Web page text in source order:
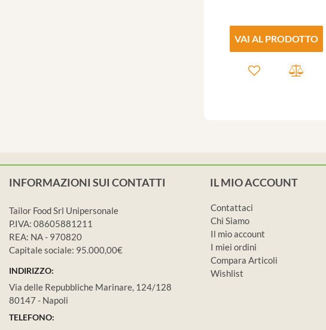
VAI AL PRODOTTO
INFORMAZIONI SUI CONTATTI
Tailor Food Srl Unipersonale
P.IVA: 08605881211
REA: NA - 970820
Capitale sociale: 95.000,00€
INDIRIZZO:
Via delle Repubbliche Marinare, 124/128
80147 - Napoli
TELEFONO:
IL MIO ACCOUNT
Contattaci
Chi Siamo
Il mio account
I miei ordini
Compara Articoli
Wishlist